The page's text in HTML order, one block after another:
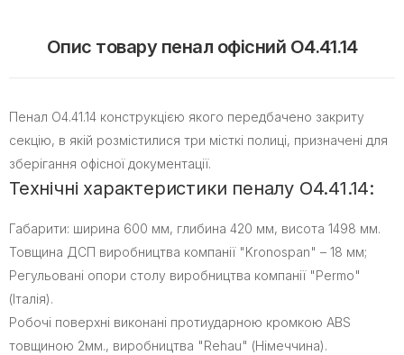
Опис товару пенал офісний O4.41.14
Пенал O4.41.14 конструкцією якого передбачено закриту
секцію, в якій розмістилися три місткі полиці, призначені для
зберігання офісної документації.
Технічні характеристики пеналу O4.41.14:
Габарити: ширина 600 мм, глибина 420 мм, висота 1498 мм.
Товщина ДСП виробництва компанії "Kronospan" – 18 мм;
Регульовані опори столу виробництва компанії "Permo"
(Італія).
Робочі поверхні виконані протиударною кромкою ABS
товщиною 2мм., виробництва "Rehau" (Німеччина).